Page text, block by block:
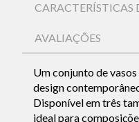
CARACTERÍSTICAS
AVALIAÇÕES
Um conjunto de
design
Disponível em três
ideal para